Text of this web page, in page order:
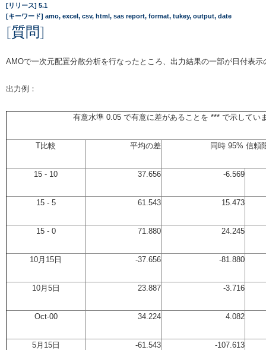
[リリース] 5.1
[キーワード] amo, excel, csv, html, sas report, format, tukey, output, date
[質問]
AMOで一次元配置分散分析を行なったところ、出力結果の一部が日付表
出力例：
有意水準 0.05 で有意に差があることを *** で示してい
T比較 平均の差 同時 95% 信頼
15 - 10 37.656 -6.569
15 - 5 61.543 15.473
15 - 0 71.880 24.245
10月15日 -37.656 -81.880
10月5日 23.887 -3.716
Oct-00 34.224 4.082
5月15日 -61.543 -107.613